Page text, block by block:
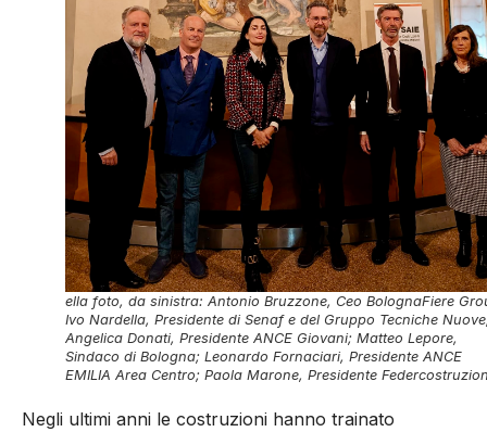
ella foto, da sinistra: Antonio Bruzzone, Ceo BolognaFiere
Ivo Nardella, Presidente di Senaf e del Gruppo Tecniche
Angelica Donati, Presidente ANCE Giovani; Matteo Lepore,
Sindaco di Bologna; Leonardo Fornaciari, Presidente ANCE
EMILIA Area Centro; Paola Marone, Presidente
Negli ultimi anni le costruzioni hanno trainato